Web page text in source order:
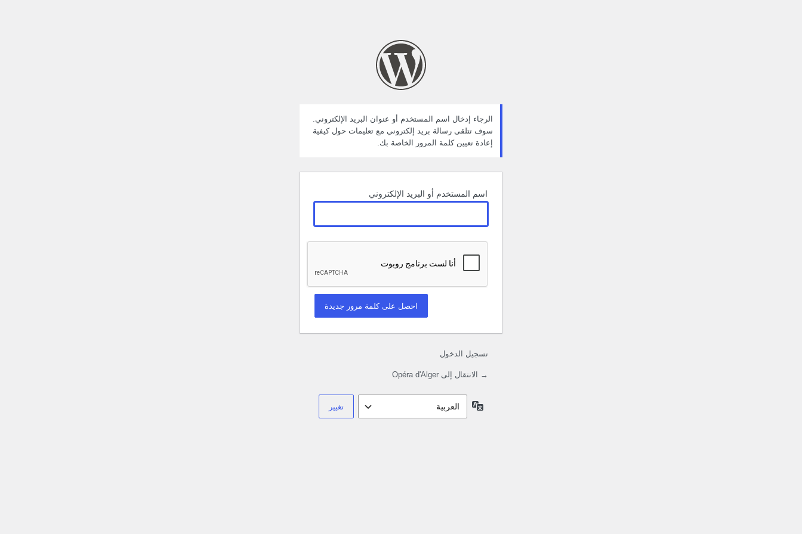
الرجاء إدخال اسم المستخدم أو عنوان البريد الإلكتروني.
سوف تتلقى رسالة بريد إلكتروني مع تعليمات حول كيفية
إعادة تعيين كلمة المرور الخاصة بك.
اسم المستخدم أو البريد الإلكتروني
تسجيل الدخول
→ الانتقال إلى Opéra d'Alger
اللغة